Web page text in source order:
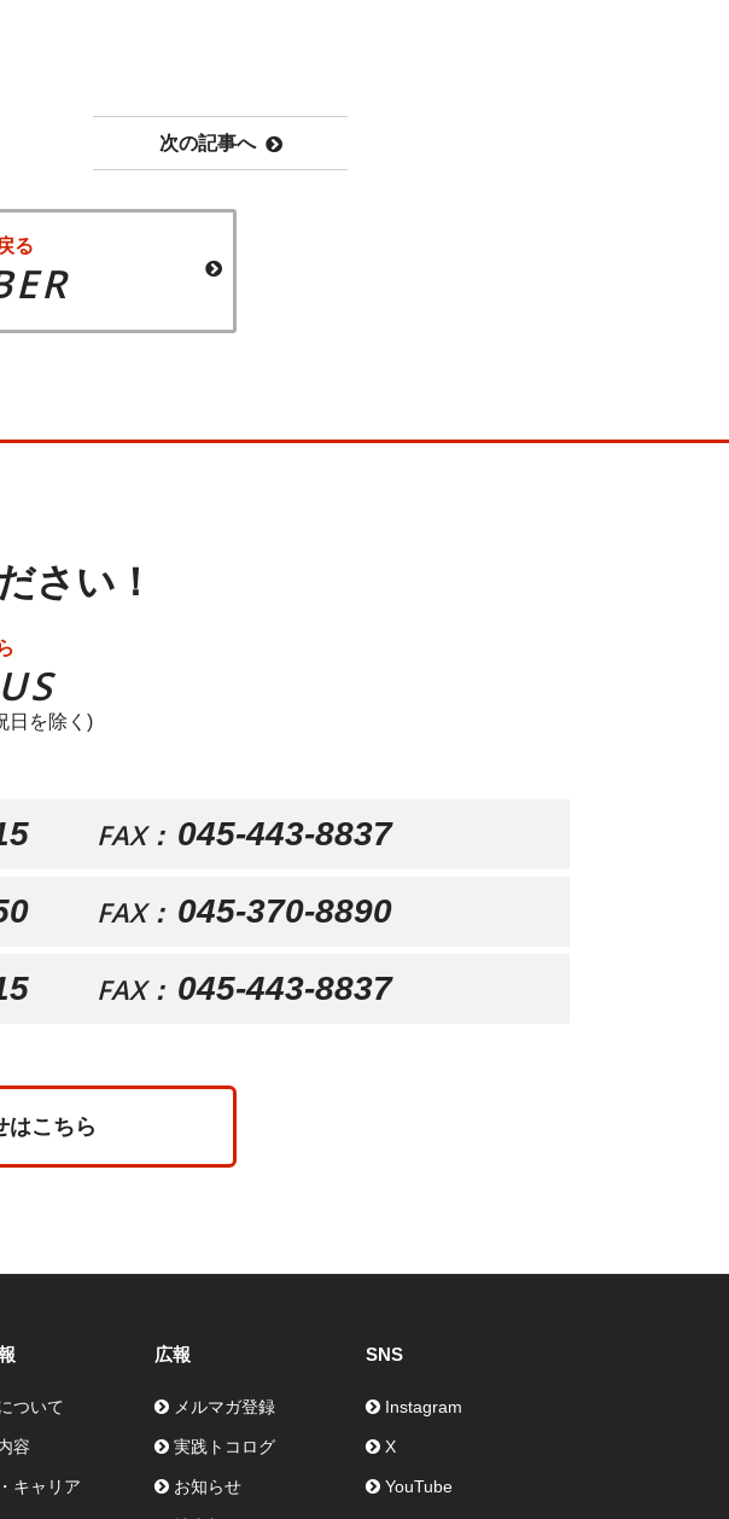
次の記事へ
る
さい！
日を除く)
FAX： 045-443-8837
FAX： 045-370-8890
FAX： 045-443-8837
はこちら
ついて
容
キャリア
広報
メルマガ登録
実践トコログ
お知らせ
SNS
Instagram
X
YouTube